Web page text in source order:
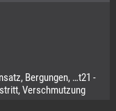
Bergungen, …t21 -
Verschmutzung